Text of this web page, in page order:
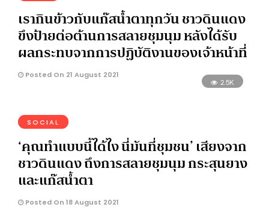
เรากินข้าวกับแก๊สน้ำตาทุกวัน ชาวดินแดง
ขึงป้ายต่อต้านการสลายชุมนุม หลังได้รับ
ผลกระทบจากการปฏิบัติงานของเจ้าหน้าที่
Posted On 21 August 2021
2.5K
SOCIAL
‘คุณทำแบบนี้ได้ไง นี่มันที่ชุมชน’ เสียงจาก
ชาวดินแดง ถึงการสลายชุมนุม กระสุนยาง
และแก๊สน้ำตา
Posted On 18 August 2021